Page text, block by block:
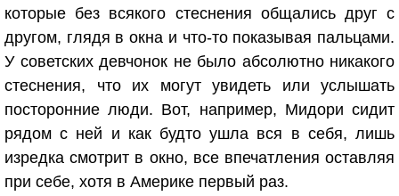
которые без всякого стеснения общались друг с
другом, глядя в окна и что-то показывая пальцами.
У советских девчонок не было абсолютно никакого
стеснения, что их могут увидеть или услышать
посторонние люди. Вот, например, Мидори сидит
рядом с ней и как будто ушла вся в себя, лишь
изредка смотрит в окно, все впечатления оставляя
при себе, хотя в Америке первый раз.